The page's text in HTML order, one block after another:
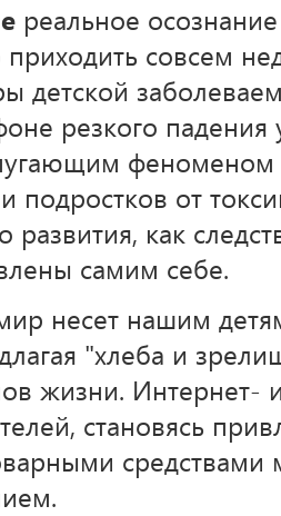
реальное
приходить совсем
детской
резкого
феноменом
подростков от
развития, как
самим себе.
несет нашим
"хлеба и
жизни. Интернет-
становясь
средствами